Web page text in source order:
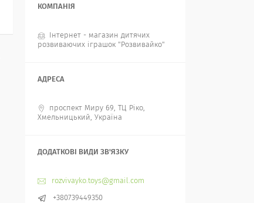
Інтернет - магазин дитячих
розвиваючих іграшок "Розвивайко"
проспект Миру 69, ТЦ Ріко,
Хмельницький, Україна
rozvivayko.toys@gmail.com
+380739449350